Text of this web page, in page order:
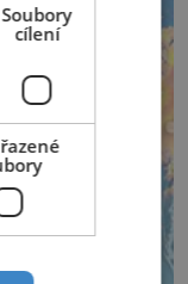
Soubory
cílení